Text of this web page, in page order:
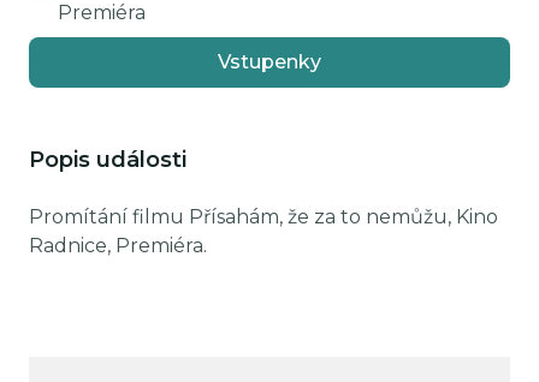
Premiéra
Vstupenky
Popis události
Promítání filmu Přísahám, že za to nemůžu, Kino
Radnice, Premiéra.